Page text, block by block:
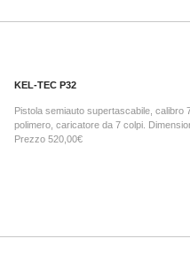
KEL-TEC P32
Pistola semiauto supertascabile, calibro
polimero, caricatore da 7 colpi.
Prezzo 520,00€